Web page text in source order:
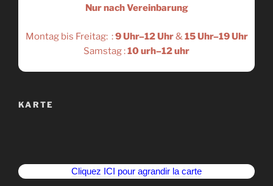
Nur nach Vereinbarung
Montag bis Freitag: :9 Uhr–12 Uhr&15 Uhr–19 Uhr
Samstag :10 urh–12 uhr
KARTE
Cliquez ICI pour agrandir la carte